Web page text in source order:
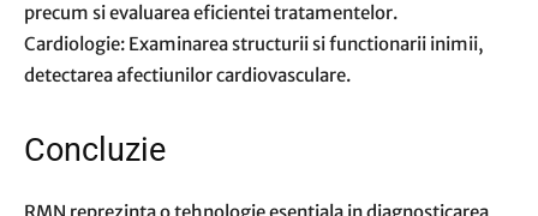
precum si evaluarea eficientei tratamentelor.
Cardiologie: Examinarea structurii si functionarii inimii,
detectarea afectiunilor cardiovasculare.
Concluzie